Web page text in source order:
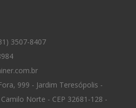
3507-8407
999 - Jardim Teresópolis -
Norte - CEP 32681-128 -